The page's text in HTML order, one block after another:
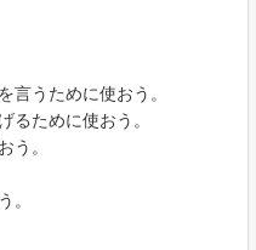
言うために使おう。
るために使おう。
う。
。